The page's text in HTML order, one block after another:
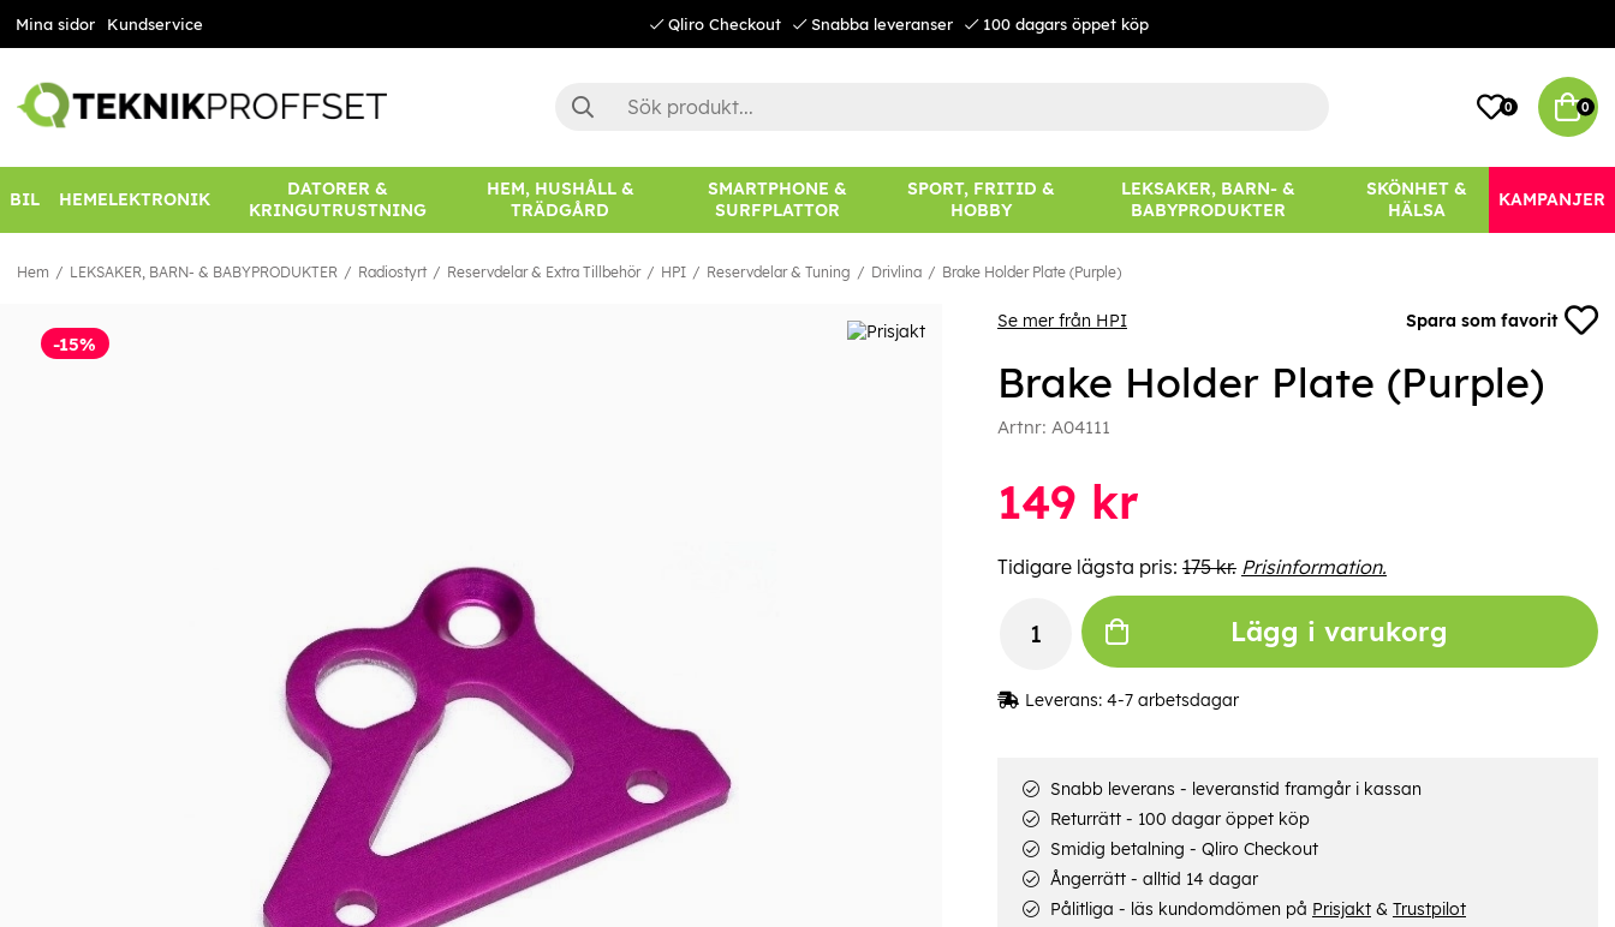
Mina sidor Kundservice Qliro Checkout Snabba leveranser 100 dagars öppet köp
0 0
BIL HEMELEKTRONIK
DATORER &
KRINGUTRUSTNING
HEM, HUSHÅLL &
TRÄDGÅRD
SMARTPHONE &
SURFPLATTOR
SPORT, FRITID &
HOBBY
LEKSAKER, BARN- &
BABYPRODUKTER
SKÖNHET &
HÄLSA
KAMPANJER
Hem LEKSAKER, BARN- & BABYPRODUKTER Radiostyrt Reservdelar & Extra Tillbehör HPI Reservdelar & Tuning Drivlina Brake Holder Plate (Purple)
-15%
Se mer från HPI Spara som favorit
Brake Holder Plate (Purple)
Artnr: A04111
149 kr
Tidigare lägsta pris: 175 kr. Prisinformation.
Lägg i varukorg
Leverans: 4-7 arbetsdagar
Snabb leverans - leveranstid framgår i kassan
Returrätt - 100 dagar öppet köp
Smidig betalning - Qliro Checkout
Ångerrätt - alltid 14 dagar
Pålitliga - läs kundomdömen på Prisjakt& Trustpilot